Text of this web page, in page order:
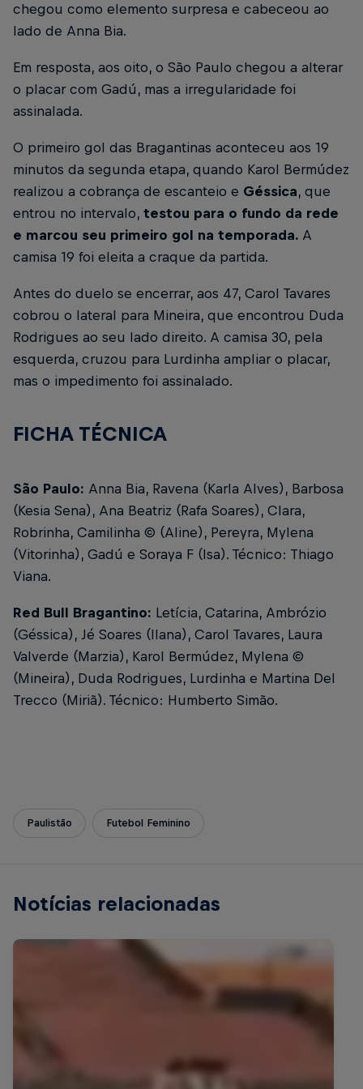
chegou como elemento surpresa e cabeceou ao
lado de Anna Bia.
Em resposta, aos oito, o São Paulo chegou a alterar
o placar com Gadú, mas a irregularidade foi
assinalada.
O primeiro gol das Bragantinas aconteceu aos 19
minutos da segunda etapa, quando Karol Bermúdez
realizou a cobrança de escanteio e Géssica, que
entrou no intervalo, testou para o fundo da rede
e marcou seu primeiro gol na temporada. A
camisa 19 foi eleita a craque da partida.
Antes do duelo se encerrar, aos 47, Carol Tavares
cobrou o lateral para Mineira, que encontrou Duda
Rodrigues ao seu lado direito. A camisa 30, pela
esquerda, cruzou para Lurdinha ampliar o placar,
mas o impedimento foi assinalado.
FICHA TÉCNICA
São Paulo: Anna Bia, Ravena (Karla Alves), Barbosa
(Kesia Sena), Ana Beatriz (Rafa Soares), Clara,
Robrinha, Camilinha © (Aline), Pereyra, Mylena
(Vitorinha), Gadú e Soraya F (Isa). Técnico: Thiago
Viana.
Red Bull Bragantino: Letícia, Catarina, Ambrózio
(Géssica), Jé Soares (Ilana), Carol Tavares, Laura
Valverde (Marzia), Karol Bermúdez, Mylena ©
(Mineira), Duda Rodrigues, Lurdinha e Martina Del
Trecco (Miriã). Técnico: Humberto Simão.
Paulistão Futebol Feminino
Notícias relacionadas